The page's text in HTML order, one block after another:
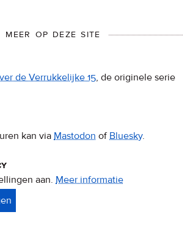
MEER OP DEZE SITE
de Verrukkelijke 15, de originele serie
kan via Mastodon ofBluesky.
aan. Meer informatie